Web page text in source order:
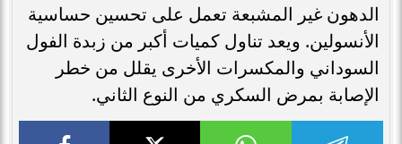
الدهون غير المشبعة تعمل على تحسين حساسية
الأنسولين. ويعد تناول كميات أكبر من زبدة الفول
السوداني والمكسرات الأخرى يقلل من خطر
الإصابة بمرض السكري من النوع الثاني.